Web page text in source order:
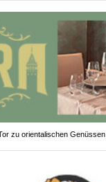
zu orientalischen Genüssen